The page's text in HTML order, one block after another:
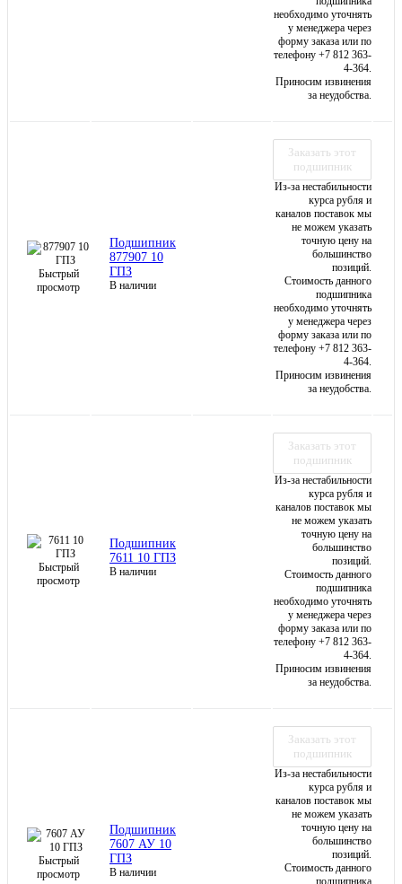
необходимо уточнять
у менеджера через
форму заказа или по
телефону +7 812 363-
4-364.
Приносим извинения
за неудобства.
Быстрый
просмотр
Подшипник
877907 10
ГПЗ
В наличии
Заказать этот
подшипник
Из-за нестабильности
курса рубля и
каналов поставок мы
не можем указать
точную цену на
большинство
позиций.
Стоимость данного
подшипника
необходимо уточнять
у менеджера через
форму заказа или по
телефону +7 812 363-
4-364.
Приносим извинения
за неудобства.
Быстрый
просмотр
Подшипник
7611 10 ГПЗ
В наличии
Заказать этот
подшипник
Из-за нестабильности
курса рубля и
каналов поставок мы
не можем указать
точную цену на
большинство
позиций.
Стоимость данного
подшипника
необходимо уточнять
у менеджера через
форму заказа или по
телефону +7 812 363-
4-364.
Приносим извинения
за неудобства.
Быстрый
просмотр
Подшипник
7607 АУ 10
ГПЗ
В наличии
Заказать этот
подшипник
Из-за нестабильности
курса рубля и
каналов поставок мы
не можем указать
точную цену на
большинство
позиций.
Стоимость данного